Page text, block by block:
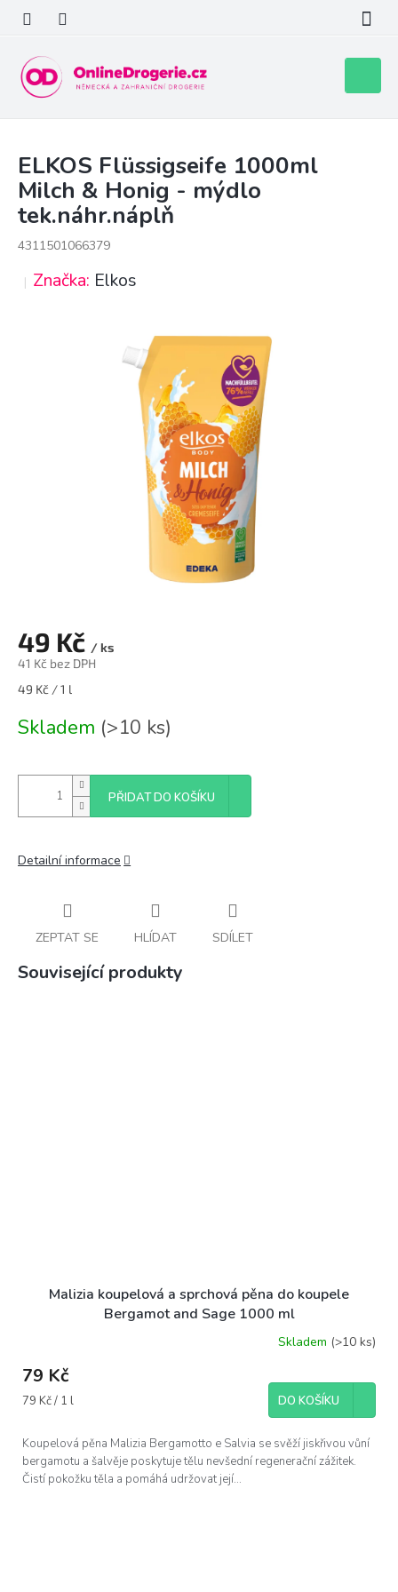
obsah
košík
ELKOS Flüssigseife 1000ml
Milch & Honig - mýdlo
tek.náhr.náplň
4311501066379
Značka: Elkos
49 Kč / ks
41 Kč bez DPH
Měrná
49 Kč / 1 l
Skladem (>10 ks)
PŘIDAT DO KOŠÍKU
Detailní informace
ZEPTAT SE HLÍDAT SDÍLET
Související produkty
Malizia koupelová a sprchová pěna do koupele
Bergamot and Sage 1000 ml
Skladem (>10 ks)
79 Kč
Měrná
79 Kč / 1 l DO KOŠÍKU
Koupelová pěna Malizia Bergamotto e Salvia se svěží jiskřivou vůní
bergamotu a šalvěje poskytuje tělu nevšední regenerační zážitek.
Čistí pokožku těla a pomáhá udržovat její...